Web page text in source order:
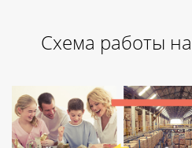
Схема работы